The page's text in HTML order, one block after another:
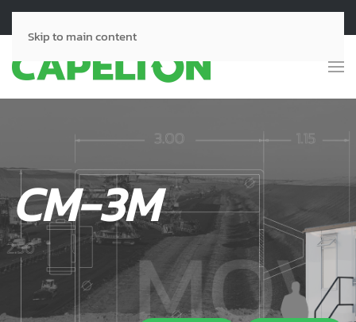
Llámanos:55-2964-0104 55-7948-3632
Skip to main content
CM-3M